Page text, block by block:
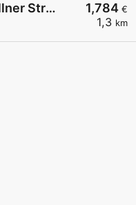
1,784 €
1,3 km
AVANTI - Neulengbach, Tullner Straße 1b